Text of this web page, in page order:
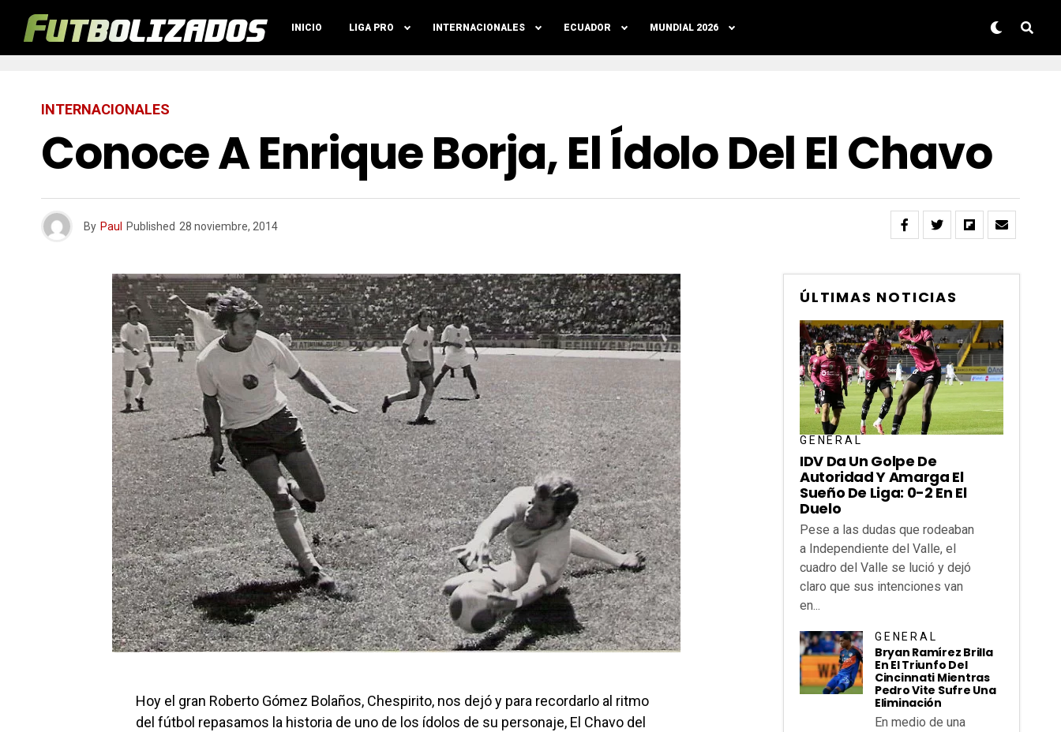
INICIO LIGA PRO INTERNACIONALES ECUADOR MUNDIAL 2026
INTERNACIONALES
Conoce A Enrique Borja, El Ídolo Del El Chavo
By Paul Published 28 noviembre, 2014
Hoy el gran Roberto Gómez Bolaños, Chespirito, nos dejó y para recordarlo al ritmo
del fútbol repasamos la historia de uno de los ídolos de su personaje, El Chavo del
ÚLTIMAS NOTICIAS
GENERAL
IDV Da Un Golpe De
Autoridad Y Amarga El
Sueño De Liga: 0-2 En El
Duelo
Pese a las dudas que rodeaban
a Independiente del Valle, el
cuadro del Valle se lució y dejó
claro que sus intenciones van
en...
GENERAL
Bryan Ramírez Brilla
En El Triunfo Del
Cincinnati Mientras
Pedro Vite Sufre Una
Eliminación
En medio de una